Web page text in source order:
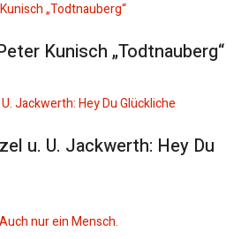
Kunisch „Todtnauberg“
u. U. Jackwerth: Hey Du